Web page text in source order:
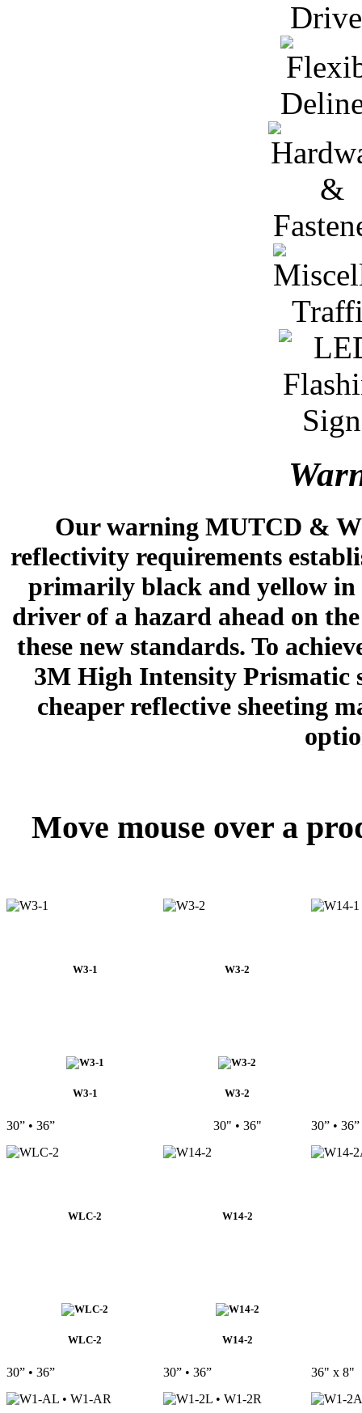
Our warning MUTCD &
reflectivity requirements
primarily black and yellow in
driver of a hazard ahead on
these new standards. To
3M High Intensity Prismatic
cheaper reflective sheeting
Move mouse over a
W3-1
W3-1
30” • 36”
W3-2
W3-2
30" • 36" 30” • 36”
WLC-2
WLC-2
30” • 36”
W14-2
W14-2
30” • 36” 36" x 8"